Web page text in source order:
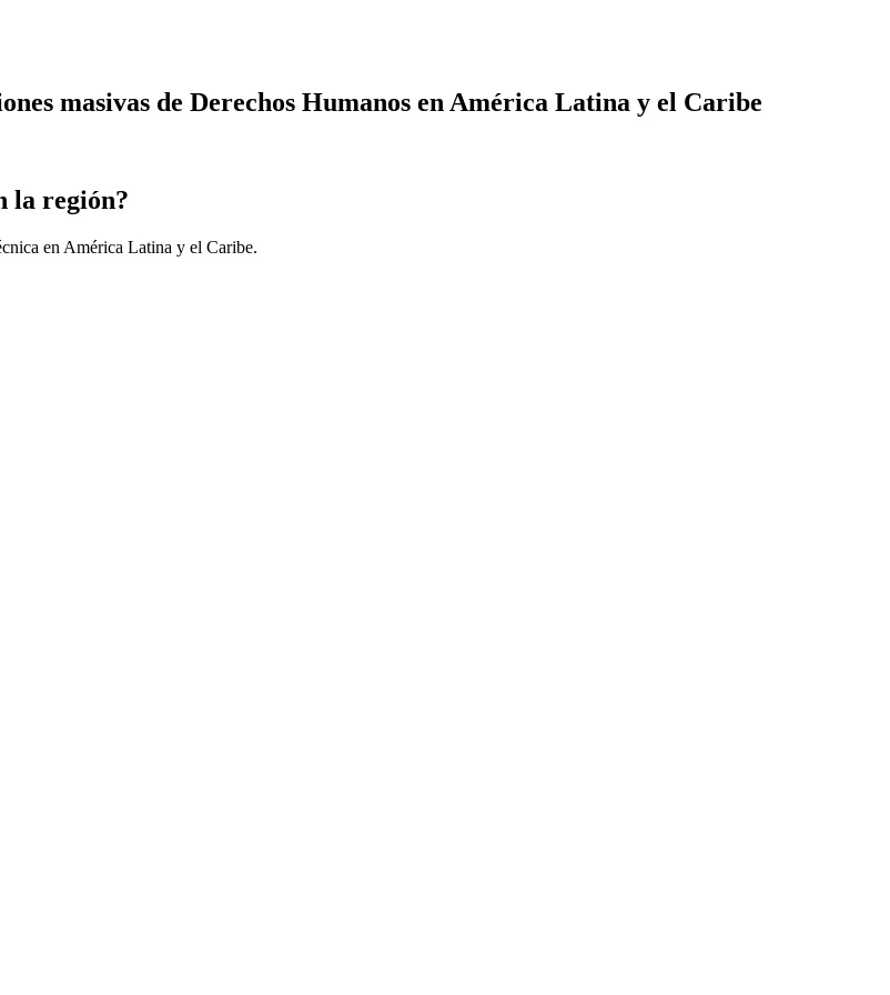
masivas de Derechos Humanos en América Latina y el Caribe
la región?
en América Latina y el Caribe.